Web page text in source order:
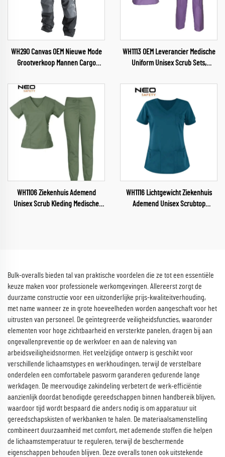
WH290 Canvas OEM Nieuwe Mode
Grootverkoop Mannen Cargo
Zakken Broek met Oxford
Versteviging
WH1113 OEM Leverancier Medische
Uniform Unisex Scrub Sets,
Verpleegkundige Gezondheidszorg
Vrouwenuniformen, Zachte en
Comfortabele Scrubpakken
WH1106 Ziekenhuis Ademend
Unisex Scrub Kleding Medische
WH1116 Lichtgewicht Ziekenhuis
Ademend Unisex Scrubtop
Bulk-overalls bieden tal van praktische voordelen die ze tot een essentiële
keuze maken voor professionele werkomgevingen. Allereerst zorgt de
duurzame constructie voor een uitzonderlijke prijs-kwaliteitverhouding,
met name wanneer ze in grote hoeveelheden worden aangeschaft voor het
uitrusten van personeel. De geïntegreerde veiligheidsfuncties, waaronder
elementen voor hoge zichtbaarheid en versterkte panelen, dragen bij aan
ongevallenpreventie op de werkvloer en aan de naleving van
arbeidsveiligheidsnormen. Het veelzijdige ontwerp is geschikt voor
verschillende lichaamstypes en werkhoudingen, terwijl de verstelbare
onderdelen een comfortabele pasvorm garanderen gedurende lange
werkdagen. De meervoudige zakindeling verbetert de werk-efficiëntie
aanzienlijk doordat benodigde gereedschappen binnen handbereik blijven,
waardoor tijd wordt bespaard die anders nodig is om apparatuur uit
gereedschapskisten of werkbanken te halen. De materiaalsamenstelling
combineert duurzaamheid met comfort, met ademende stoffen die helpen
de lichaamstemperatuur te reguleren, terwijl de beschermende
eigenschappen behouden blijven. Deze overalls tonen ook uitstekende